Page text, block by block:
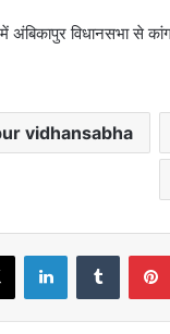
में अंबिकापुर विधानसभा से
vidhansabha
X LinkedInTumblr